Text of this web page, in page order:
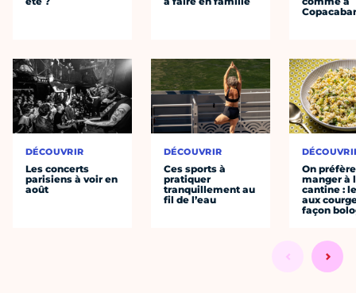
DÉCOUVRIR
Les concerts
parisiens à voir en
août
DÉCOUVRIR
Ces sports à
pratiquer
tranquillement au
fil de l’eau
On préfère
manger à
cantine :
aux
façon